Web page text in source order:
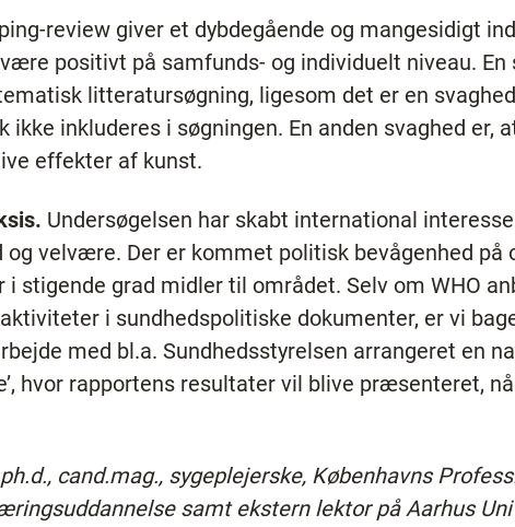
review giver et dybdegående og mangesidigt
positivt på samfunds- og individuelt niveau. En
litteratursøgning, ligesom det er en
ikke inkluderes i søgningen. En anden svaghed er,
effekter af kunst.
Undersøgelsen har skabt international
og velvære. Der er kommet politisk bevågenhed på
stigende grad midler til området. Selv om WHO
i sundhedspolitiske dokumenter, er vi
med bl.a. Sundhedsstyrelsen arrangeret en
hvor rapportens resultater vil blive præsenteret,
cand.mag., sygeplejerske, Københavns
samt ekstern lektor på Aarhus